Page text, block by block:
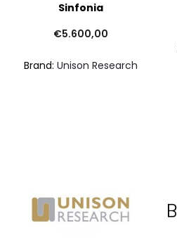
Sinfonia
€5.600,00
Brand: Unison Research